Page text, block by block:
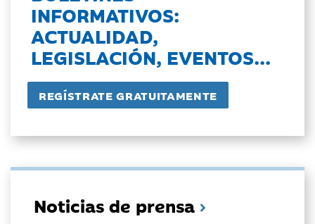
INFORMATIVOS:
ACTUALIDAD,
LEGISLACIÓN, EVENTOS...
Noticias de prensa